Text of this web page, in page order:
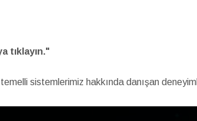
tıklayın."
sistemlerimiz hakkında danışan